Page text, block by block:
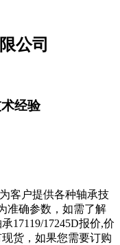
公司
经验
客户提供各种轴承技
准确参数，如需了解
17119/17245D报价,价
货，如果您需要订购